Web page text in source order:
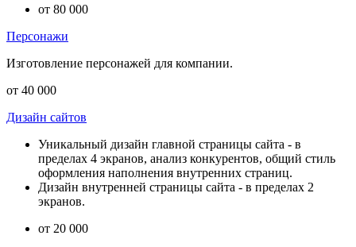
от 80 000
Персонажи
Изготовление персонажей для компании.
от 40 000
Дизайн сайтов
Уникальный дизайн главной страницы сайта - в
пределах 4 экранов, анализ конкурентов, общий стиль
оформления наполнения внутренних страниц.
Дизайн внутренней страницы сайта - в пределах 2
экранов.
от 20 000